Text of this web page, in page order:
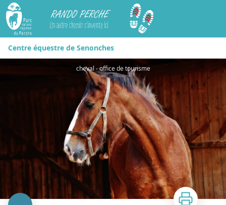
Rando Perche
Centre équestre de Senonches
cheval - office de tourisme